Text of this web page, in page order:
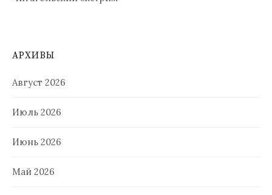
АРХИВЫ
Август 2026
Июль 2026
Июнь 2026
Май 2026